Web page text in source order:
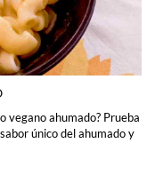
vegano ahumado? Prueba
único del ahumado y